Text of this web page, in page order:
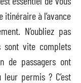
à l’avance
N’oubliez pas
sont vite complets
de passagers ont
leur permis ? C’est